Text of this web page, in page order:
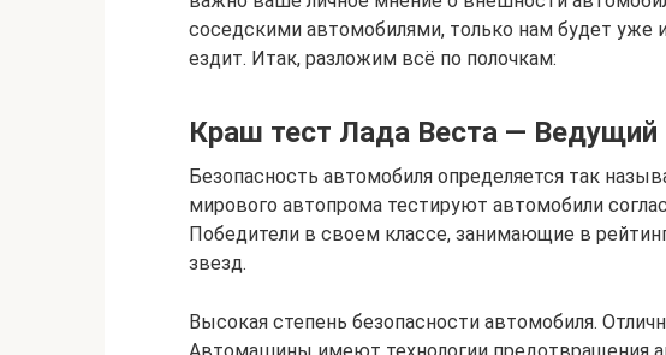
соседскими автомобилями, только нам будет уже
ездит. Итак, разложим всё по полочкам:
Краш тест Лада Веста — Ведущий
Безопасность автомобиля определяется так
мирового автопрома тестируют автомобили
Победители в своем классе, занимающие в
звезд.
Высокая степень безопасности автомобиля.